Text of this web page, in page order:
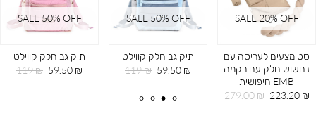
SALE 50% OFF
תיק גב חלק קווילט
מחיר
59.50 ₪
מחיר
119 ₪
SALE 50% OFF
תיק גב חלק קווילט
מחיר
59.50 ₪
מחיר
119 ₪
SALE 20ֵ% OFF
סט מצעים לעריסה עם
נחשוש חלק עם רקמה
EMB חיפושית
מחיר
223.20 ₪
מחיר
279.00 ₪